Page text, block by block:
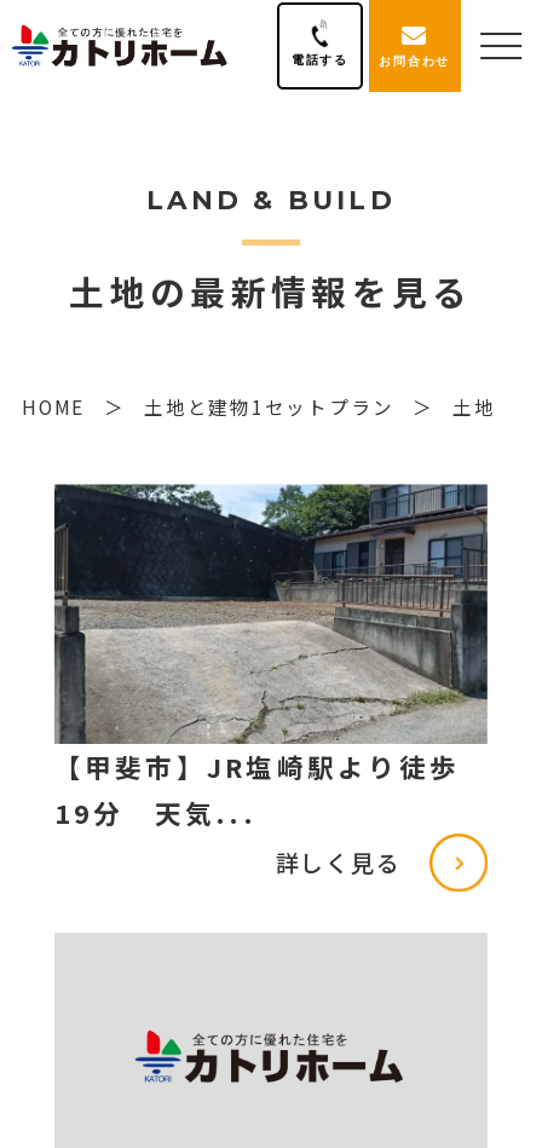
電話する お問合わせ
LAND & BUILD
土地の最新情報を見る
HOME 土地と建物1セットプラン 土地
【甲斐市】JR塩崎駅より徒歩
19分 天気...
詳しく見る